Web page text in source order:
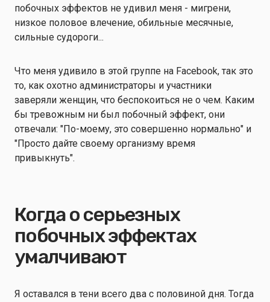
побочных эффектов не удивил меня - мигрени,
низкое половое влечение, обильные месячные,
сильные судороги...
Что меня удивило в этой группе на Facebook, так это
то, как охотно администраторы и участники
заверяли женщин, что беспокоиться не о чем. Каким
бы тревожным ни был побочный эффект, они
отвечали: "По-моему, это совершенно нормально" и
"Просто дайте своему организму время
привыкнуть".
Когда о серьезных
побочных эффектах
умалчивают
Я оставался в тени всего два с половиной дня. Тогда